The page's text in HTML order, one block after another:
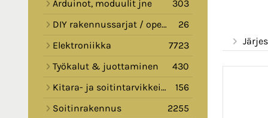
Arduinot, moduulit jne
303
DIY rakennussarjat / opetussarjat
26
Elektroniikka
7723
Työkalut & juottaminen
430
Kitara- ja soitintarvikkeita
156
Soitinrakennus
2255